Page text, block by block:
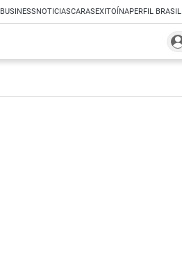
BUSINESSNOTICIASCARASEXITOÍNAPERFIL BRASIL